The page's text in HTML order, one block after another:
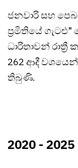
ජනවාරි සහ
ප්‍රමිතියේ
ධාරිතාවන් රාත්‍රී
262 ආදී
තිබුණි.
2020 -